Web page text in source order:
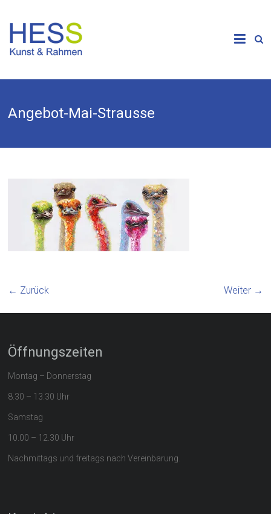
content
Angebot-Mai-Strausse
← Zurück Weiter →
Öffnungszeiten
Montag – Donnerstag
8.30 – 13.30 Uhr
Samstag
10.00 – 12.30 Uhr
Nachmittags und freitags nach Vereinbarung.